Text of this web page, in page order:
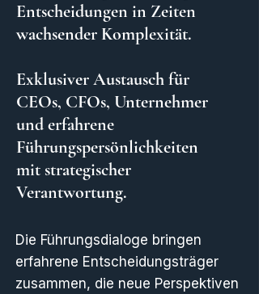
Entscheidungen in Zeiten
wachsender Komplexität.
Exklusiver Austausch für
CEOs, CFOs, Unternehmer
und erfahrene
Führungspersönlichkeiten
mit strategischer
Verantwortung.
Die Führungsdialoge bringen
erfahrene Entscheidungsträger
zusammen, die neue Perspektiven